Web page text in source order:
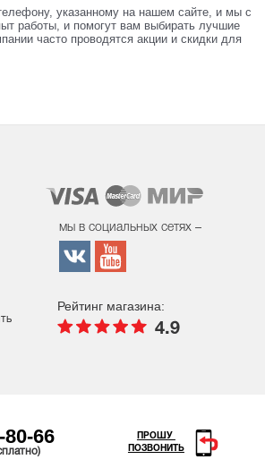
указанному на нашем сайте, и мы с
работы, и помогут вам выбирать лучшие
часто проводятся акции и скидки для
мы в социальных сетях –
Рейтинг магазина:
4.9
80-66
ПРОШУ
ПОЗВОНИТЬ